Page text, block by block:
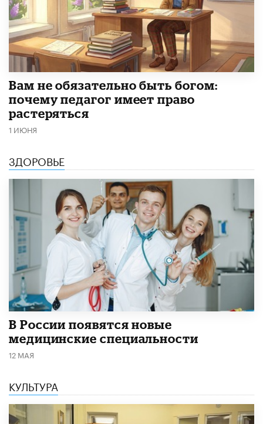
​Вам не обязательно быть богом:
почему педагог имеет право
растеряться
1 ИЮНЯ
ЗДОРОВЬЕ
В России появятся новые
медицинские специальности
12 МАЯ
КУЛЬТУРА